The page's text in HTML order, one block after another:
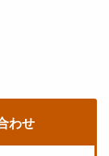
わせ